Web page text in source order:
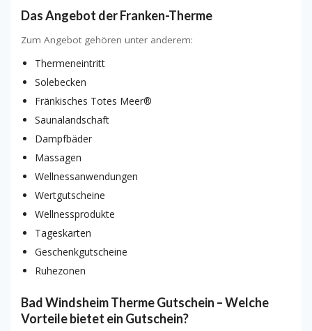
Das Angebot der Franken-Therme
Zum Angebot gehören unter anderem:
Thermeneintritt
Solebecken
Fränkisches Totes Meer®
Saunalandschaft
Dampfbäder
Massagen
Wellnessanwendungen
Wertgutscheine
Wellnessprodukte
Tageskarten
Geschenkgutscheine
Ruhezonen
Bad Windsheim Therme Gutschein – Welche
Vorteile bietet ein Gutschein?